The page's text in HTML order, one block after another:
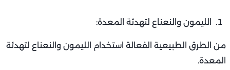
الليمون والنعناع لتهدئة المعدة:
من الطرق الطبيعية الفعالة استخدام الليمون والنعناع لتهدئة
المعدة.